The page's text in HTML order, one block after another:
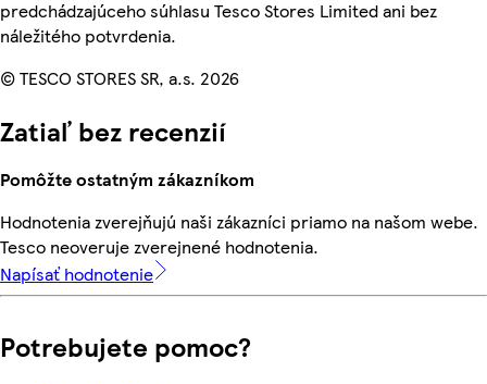
predchádzajúceho súhlasu Tesco Stores Limited ani bez
náležitého potvrdenia.
© TESCO STORES SR, a.s. 2026
Zatiaľ bez recenzií
Pomôžte ostatným zákazníkom
Hodnotenia zverejňujú naši zákazníci priamo na našom webe.
Tesco neoveruje zverejnené hodnotenia.
Napísať hodnotenie
Potrebujete pomoc?